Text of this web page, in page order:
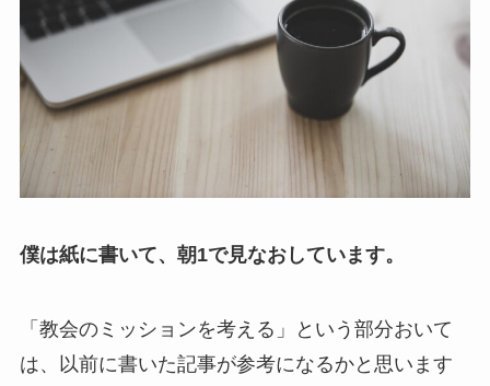
僕は紙に書いて、朝1で見なおしています。
「教会のミッションを考える」という部分おいて
は、以前に書いた記事が参考になるかと思います